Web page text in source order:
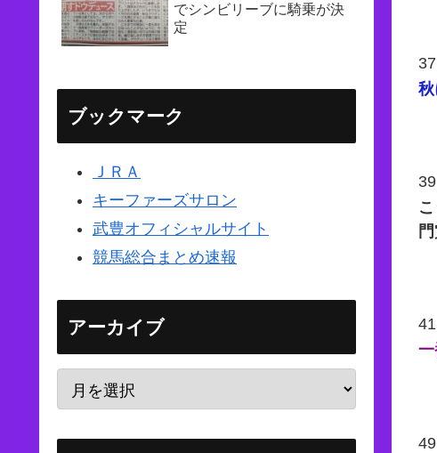
でシンビリーブに騎乗が決
定
ブックマーク
ＪＲＡ
キーファーズサロン
武豊オフィシャルサイト
競馬総合まとめ速報
アーカイブ